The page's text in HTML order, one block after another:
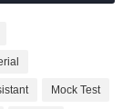
Mock Test